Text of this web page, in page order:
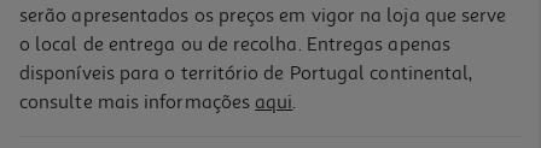
Protector Solar Ambre Solaire Adv Sens Tubo Ip50+ 175ml
serão apresentados os preços em vigor na loja que serve
o local de entrega ou de recolha. Entregas apenas
disponíveis para o território de Portugal continental,
consulte mais informações aqui.